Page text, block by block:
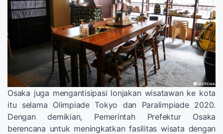
Osaka juga mengantisipasi lonjakan wisatawan ke kota
itu selama Olimpiade Tokyo dan Paralimpiade 2020.
Dengan demikian, Pemerintah Prefektur Osaka
berencana untuk meningkatkan fasilitas wisata dengan